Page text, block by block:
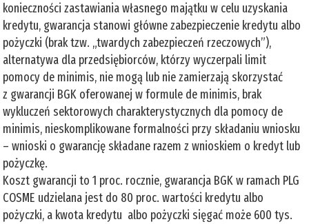
konieczności zastawiania własnego majątku w celu uzyskania
kredytu, gwarancja stanowi główne zabezpieczenie kredytu albo
pożyczki (brak tzw. „twardych zabezpieczeń rzeczowych”),
alternatywa dla przedsiębiorców, którzy wyczerpali limit
pomocy de minimis, nie mogą lub nie zamierzają skorzystać
z gwarancji BGK oferowanej w formule de minimis, brak
wykluczeń sektorowych charakterystycznych dla pomocy de
minimis, nieskomplikowane formalności przy składaniu wniosku
– wnioski o gwarancję składane razem z wnioskiem o kredyt lub
pożyczkę.
Koszt gwarancji to 1 proc. rocznie, gwarancja BGK w ramach PLG
COSME udzielana jest do 80 proc. wartości kredytu albo
pożyczki, a kwota kredytu albo pożyczki sięgać może 600 tys.